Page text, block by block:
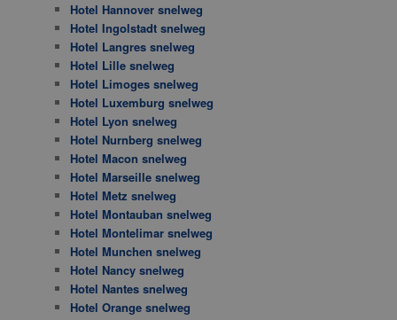
Hotel Hannover snelweg
Hotel Ingolstadt snelweg
Hotel Langres snelweg
Hotel Lille snelweg
Hotel Limoges snelweg
Hotel Luxemburg snelweg
Hotel Lyon snelweg
Hotel Nurnberg snelweg
Hotel Macon snelweg
Hotel Marseille snelweg
Hotel Metz snelweg
Hotel Montauban snelweg
Hotel Montelimar snelweg
Hotel Munchen snelweg
Hotel Nancy snelweg
Hotel Nantes snelweg
Hotel Orange snelweg